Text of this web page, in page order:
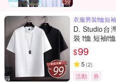
衣服男裝t恤短
D. Studio台
裝 t恤 短袖t
$99
5 (2)
活動
券